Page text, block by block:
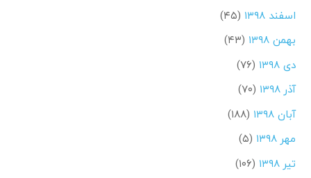
اسفند ۱۳۹۸
(۴۵)
بهمن ۱۳۹۸
(۴۳)
دی ۱۳۹۸
(۷۶)
آذر ۱۳۹۸
(۷۰)
آبان ۱۳۹۸
(۱۸۸)
مهر ۱۳۹۸
(۵)
تیر ۱۳۹۸
(۱۰۶)